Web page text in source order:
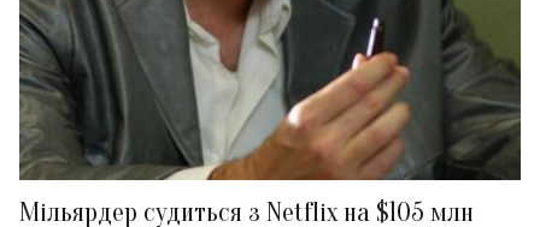
Мільярдер судиться з Netflix на $105 млн